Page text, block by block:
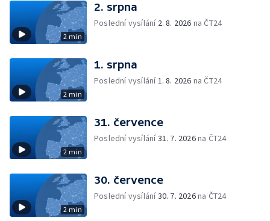
2 min
2. srpna
Poslední vysílání 2. 8. 2026 na ČT24
2 min
1. srpna
Poslední vysílání1. 8. 2026 na ČT24
2 min
31. července
Poslední vysílání31. 7. 2026na ČT24
2 min
30. července
Poslední vysílání30. 7. 2026na ČT24